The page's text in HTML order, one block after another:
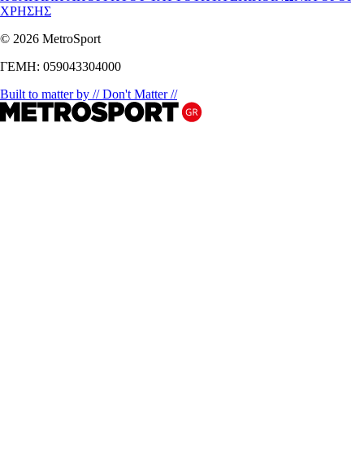
ΧΡΗΣΗΣ
© 2026 MetroSport
ΓΕΜΗ: 059043304000
Built to matter by // Don't Matter //